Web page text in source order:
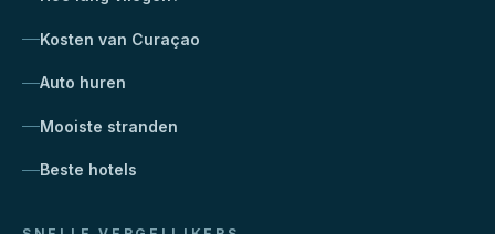
Kosten van Curaçao
Auto huren
Mooiste stranden
Beste hotels